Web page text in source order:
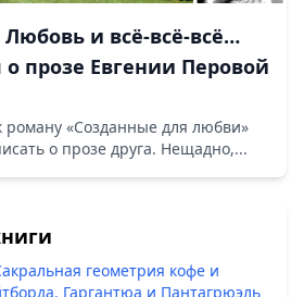
и всё-всё-всё…
прозе Евгении Перовой
роману «Созданные для любви»
о прозе друга. Нещадно,...
геометрия кофе и
Гаргантюа и Пантагрюэль